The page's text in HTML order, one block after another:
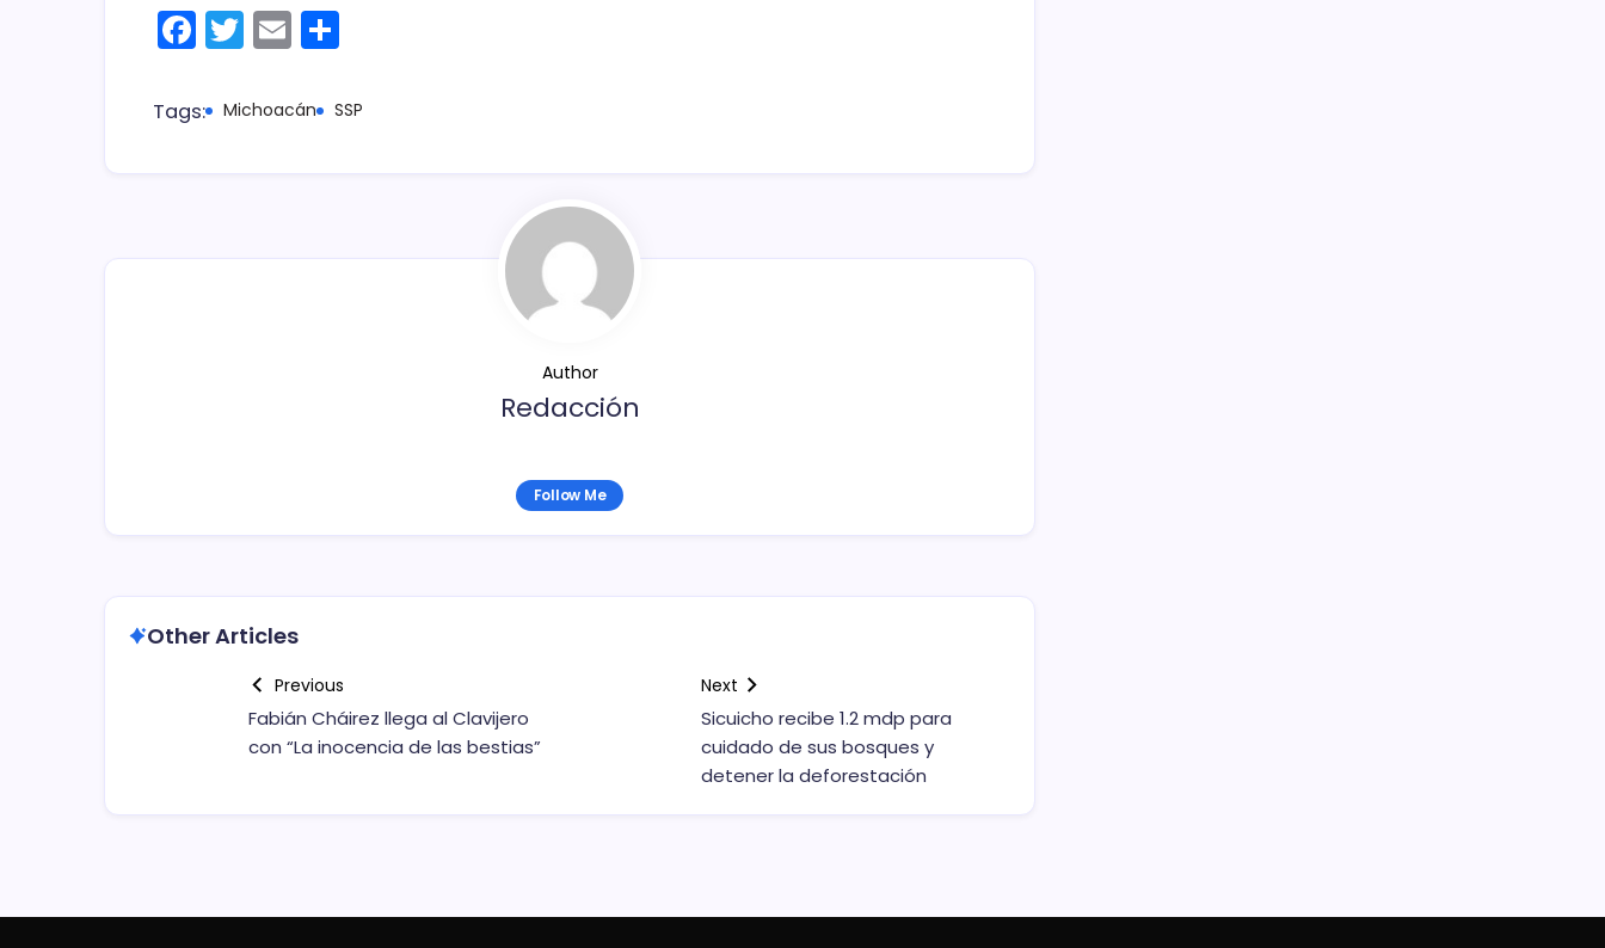
F
a
c
T
w
itt
E
m
ai m
Tags: Michoacán SSP
Author
Redacción
Follow Me
Other Articles
Previous
Fabián Cháirez llega al Clavijero
con “La inocencia de las bestias”
Next
Sicuicho recibe 1.2 mdp para
cuidado de sus bosques y
detener la deforestación